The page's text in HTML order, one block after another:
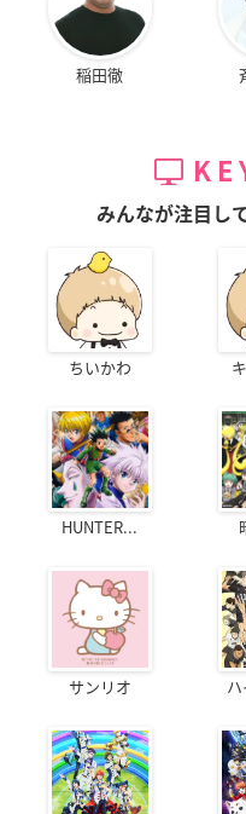
稲田徹
みんなが注目し
ちいかわ
HUNTER...
サンリオ